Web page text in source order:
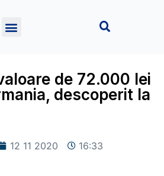
de 72.000 lei
descoperit la
12 11 2020 16:33